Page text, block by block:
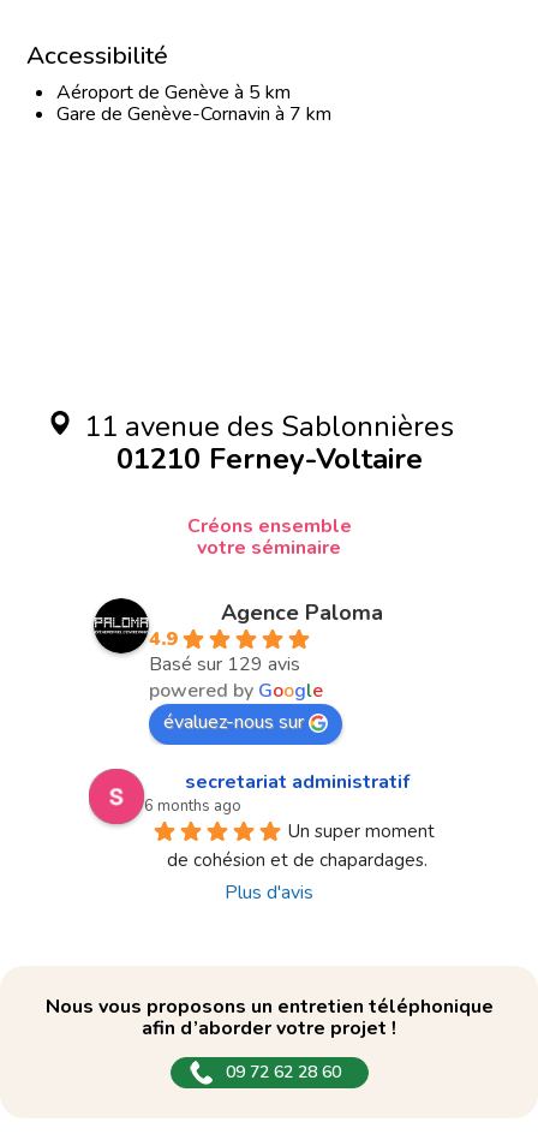
Accessibilité
Aéroport de Genève à 5 km
Gare de Genève-Cornavin à 7 km
11 avenue des Sablonnières
01210 Ferney-Voltaire
Créons ensemble
votre séminaire
Agence Paloma
4.9
Basé sur 129 avis
powered by Google
évaluez-nous sur
secretariat administratif
6 months ago
Un super moment
de cohésion et de chapardages.
Plus d'avis
Nous vous proposons un entretien téléphonique
afin d’aborder votre projet !
09 72 62 28 60